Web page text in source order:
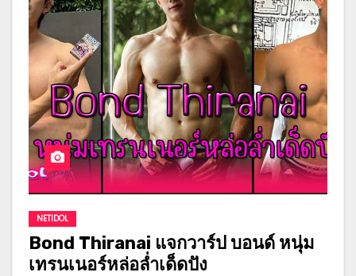
NETIDOL
Bond Thiranai แจกวาร์ป บอนด์ หนุ่ม
เทรนเนอร์หล่อล่ำเด็ดปัง